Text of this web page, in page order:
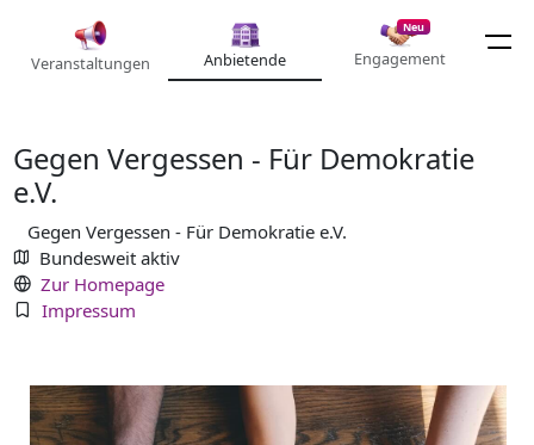
Veranstaltungen Anbietende
Neu
Engagement
Gegen Vergessen - Für Demokratie
e.V.
Gegen Vergessen - Für Demokratie e.V.
Bundesweit aktiv
Zur Homepage
Impressum